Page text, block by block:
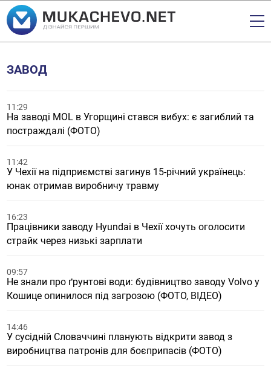
ЗАВОД
11:29
На заводі MOL в Угорщині стався вибух: є загиблий та
постраждалі (ФОТО)
11:42
У Чехії на підприємстві загинув 15-річний українець:
юнак отримав виробничу травму
16:23
Працівники заводу Hyundai в Чехії хочуть оголосити
страйк через низькі зарплати
09:57
Не знали про ґрунтові води: будівництво заводу Volvo у
Кошице опинилося під загрозою (ФОТО, ВІДЕО)
14:46
У сусідній Словаччині планують відкрити завод з
виробництва патронів для боєприпасів (ФОТО)